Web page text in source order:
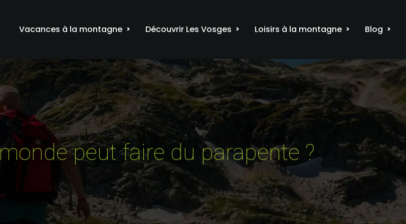
Vacances à la montagne Découvrir Les Vosges Loisirs à la montagne Blog
peut faire du parapente ?